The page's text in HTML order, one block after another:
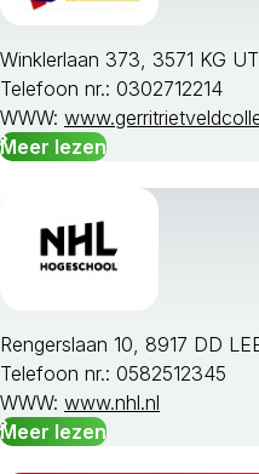
Winklerlaan 373, 3571 KG
Telefoon nr.: 0302712214
WWW:
Meer lezen
Rengerslaan 10, 8917 DD
Telefoon nr.: 0582512345
WWW: www.nhl.nl
Meer lezen